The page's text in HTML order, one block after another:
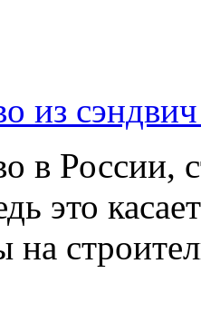
из
в России,
это
на